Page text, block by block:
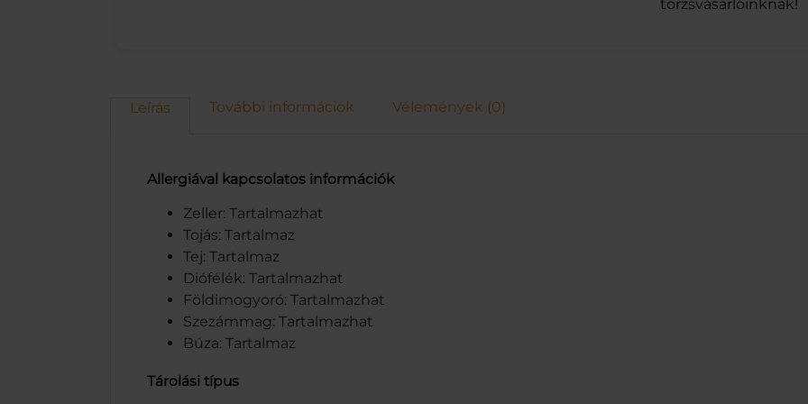
törzsvásárlóinknak!
Leírás További információk Vélemények (0)
Allergiával kapcsolatos információk
Zeller: Tartalmazhat
Tojás: Tartalmaz
Tej: Tartalmaz
Diófélék: Tartalmazhat
Földimogyoró: Tartalmazhat
Szezámmag: Tartalmazhat
Búza: Tartalmaz
Tárolási típus